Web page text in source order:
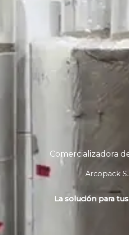
Comercializadora
Arcopack
La solución para